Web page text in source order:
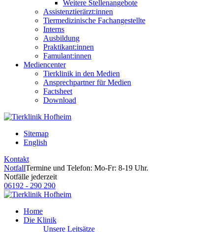
Weitere Stellenangebote
Assistenztierärzt:innen
Tiermedizinische Fachangestellte
Interns
Ausbildung
Praktikant:innen
Famulant:innen
Mediencenter
Tierklinik in den Medien
Ansprechpartner für Medien
Factsheet
Download
Sitemap
English
Kontakt
NotfallTermine und Telefon: Mo-Fr: 8-19 Uhr.
Notfälle jederzeit
06192 - 290 290
Home
Die Klinik
Unsere Leitsätze